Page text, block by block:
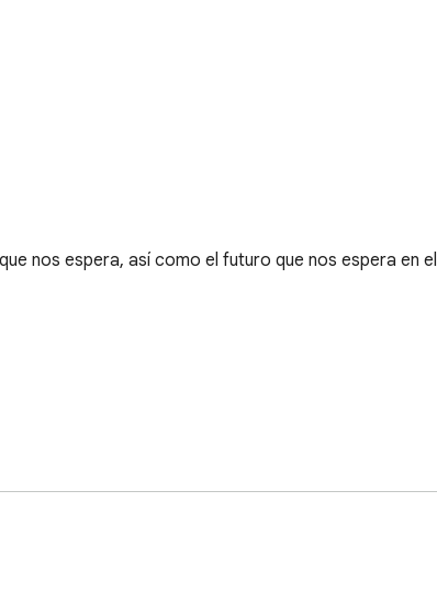
nos espera, así como el futuro que nos espera en el